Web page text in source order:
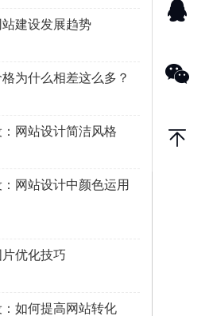
站建设发展趋势
为什么相差这么多？
网站设计简洁风格
网站设计中颜色运用
优化技巧
如何提高网站转化